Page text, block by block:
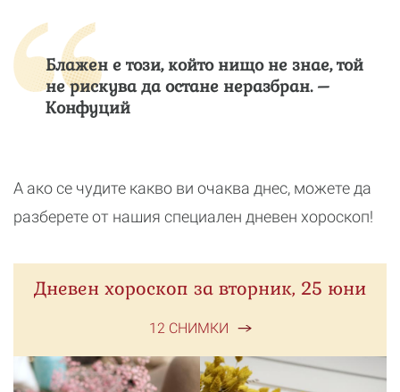
Блажен е този, който нищо не знае, той
не рискува да остане неразбран. –
Конфуций
А ако се чудите какво ви очаква днес, можете да
разберете от нашия специален дневен хороскоп!
Дневен хороскоп за вторник, 25 юни
12 СНИМКИ